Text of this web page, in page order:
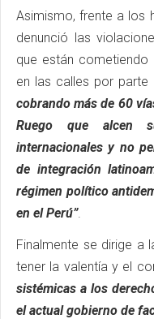
Asimismo, frente a los
denunció las
que están cometiendo
en las calles por parte
cobrando más de 60
Ruego que
internacionales y no
de integración
régimen político
en el Perú”.
Finalmente se dirige a
tener la valentía y el
sistémicas a los
el actual gobierno de